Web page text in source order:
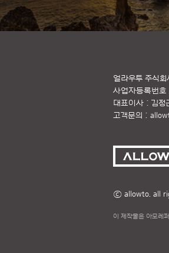
얼라우투 주식회
사업자등록번
대표이사 : 김정
고객문의 :
ⓒ allowto. all
이 제작물은 아모레